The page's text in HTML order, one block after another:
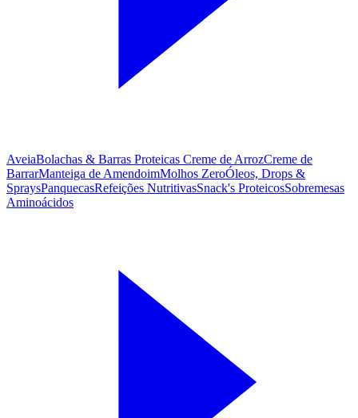
AveiaBolachas & Barras Proteicas Creme de ArrozCreme de
BarrarManteiga de AmendoimMolhos ZeroÓleos, Drops &
SpraysPanquecasRefeições NutritivasSnack's ProteicosSobremesas
Aminoácidos